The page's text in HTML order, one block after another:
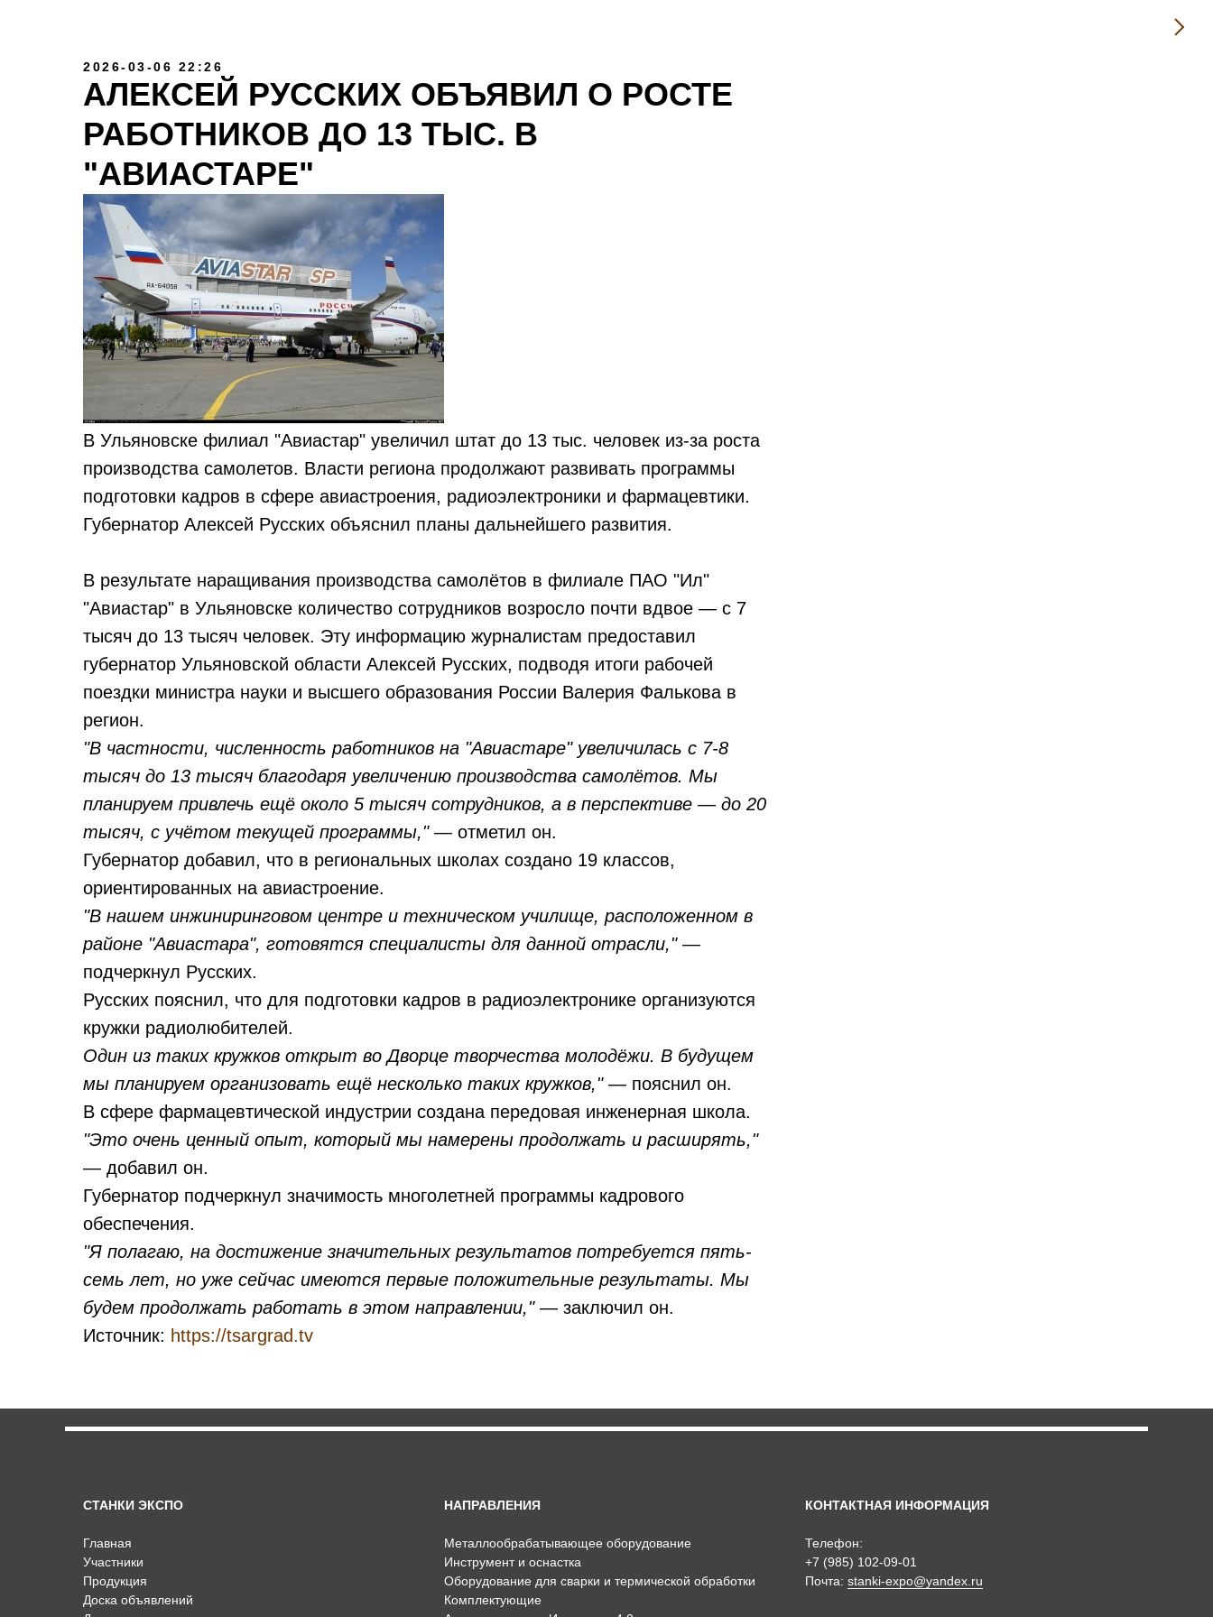
2026-03-06 22:26
АЛЕКСЕЙ РУССКИХ ОБЪЯВИЛ О РОСТЕ
РАБОТНИКОВ ДО 13 ТЫС. В
"АВИАСТАРЕ"
В Ульяновске филиал "Авиастар" увеличил штат до 13 тыс. человек из-за роста
производства самолетов. Власти региона продолжают развивать программы
подготовки кадров в сфере авиастроения, радиоэлектроники и фармацевтики.
Губернатор Алексей Русских объяснил планы дальнейшего развития.
В результате наращивания производства самолётов в филиале ПАО "Ил"
"Авиастар" в Ульяновске количество сотрудников возросло почти вдвое — с 7
тысяч до 13 тысяч человек. Эту информацию журналистам предоставил
губернатор Ульяновской области Алексей Русских, подводя итоги рабочей
поездки министра науки и высшего образования России Валерия Фалькова в
регион.
"В частности, численность работников на "Авиастаре" увеличилась с 7-8
тысяч до 13 тысяч благодаря увеличению производства самолётов. Мы
планируем привлечь ещё около 5 тысяч сотрудников, а в перспективе — до 20
тысяч, с учётом текущей программы,"— отметил он.
Губернатор добавил, что в региональных школах создано 19 классов,
ориентированных на авиастроение.
"В нашем инжиниринговом центре и техническом училище, расположенном в
районе "Авиастара", готовятся специалисты для данной отрасли," —
подчеркнул Русских.
Русских пояснил, что для подготовки кадров в радиоэлектронике организуются
кружки радиолюбителей.
Один из таких кружков открыт во Дворце творчества молодёжи. В будущем
мы планируем организовать ещё несколько таких кружков," — пояснил он.
В сфере фармацевтической индустрии создана передовая инженерная школа.
"Это очень ценный опыт, который мы намерены продолжать и расширять,"
— добавил он.
Губернатор подчеркнул значимость многолетней программы кадрового
обеспечения.
"Я полагаю, на достижение значительных результатов потребуется пять-
семь лет, но уже сейчас имеются первые положительные результаты. Мы
будем продолжать работать в этом направлении," — заключил он.
Источник: https://tsargrad.tv
СТАНКИ ЭКСПО
Главная
Участники
Продукция
Доска объявлений
НАПРАВЛЕНИЯ
Металлообрабатывающее оборудование
Инструмент и оснастка
Оборудование для сварки и термической обработки
Комплектующие
КОНТАКТНАЯ ИНФОРМАЦИЯ
Телефон:
+7 (985) 102-09-01
Почта: stanki-expo@yandex.ru